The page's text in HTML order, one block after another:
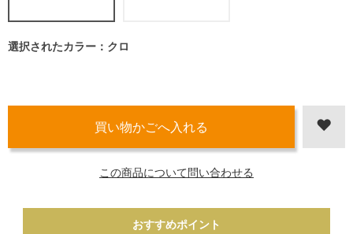
選択されたカラー：クロ
この商品について問い合わせる
おすすめポイント